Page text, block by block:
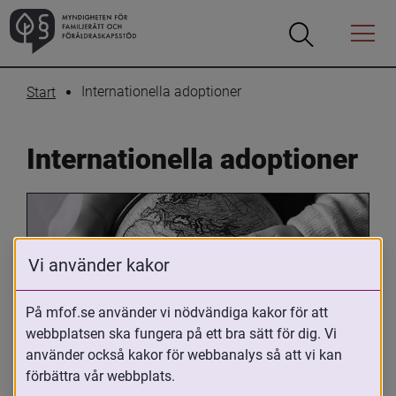
Öppna
Öppna
Menyn
Start Internationella adoptioner
Internationella adoptioner
Oavsett om du är adopterad,
adoptivförälder eller arbetar med
Vi använder kakor
På mfof.se använder vi nödvändiga kakor för att
webbplatsen ska fungera på ett bra sätt för dig. Vi
använder också kakor för webbanalys så att vi kan
förbättra vår webbplats.